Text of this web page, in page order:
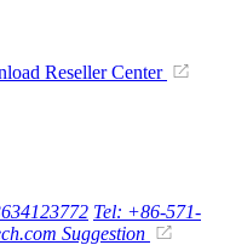
Reseller Center
Tel: +86-571-
Suggestion